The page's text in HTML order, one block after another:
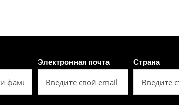
Электронная почта Страна